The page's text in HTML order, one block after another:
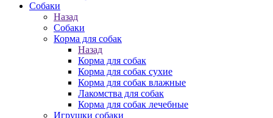
Собаки
Назад
Собаки
Корма для собак
Назад
Корма для собак
Корма для собак сухие
Корма для собак влажные
Лакомства для собак
Корма для собак лечебные
Игрушки собаки